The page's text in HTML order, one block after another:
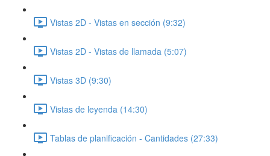
Vistas 2D - Vistas en sección (9:32)
Vistas 2D - Vistas de llamada (5:07)
Vistas 3D (9:30)
Vistas de leyenda (14:30)
Tablas de planificación - Cantidades (27:33)